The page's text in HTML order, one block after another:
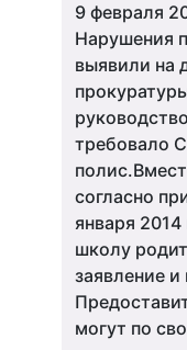
9 февраля
Нарушения
выявили на
требовало
согласно
января 2014
школу
заявление и
могут по